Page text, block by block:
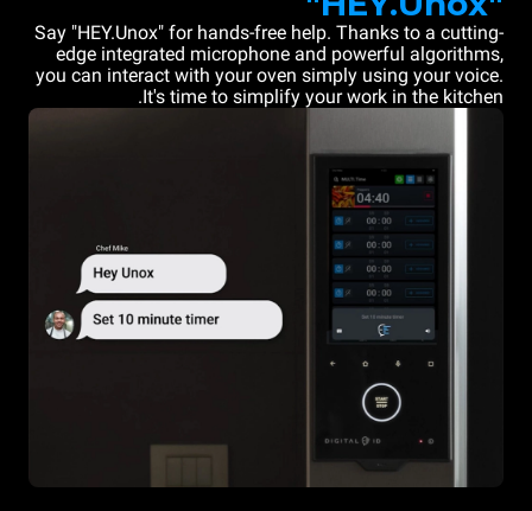
Say "HEY.Unox" for hands-free help. Thanks to a cutting-
edge integrated microphone and powerful algorithms,
you can interact with your oven simply using your voice.
It's time to simplify your work in the kitchen.